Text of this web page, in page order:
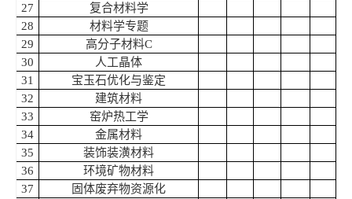
27
复合材料学
28
材料学专题
29
高分子材料C
30
人工晶体
31
宝玉石优化与鉴定
32
建筑材料
33
窑炉热工学
34
金属材料
35
装饰装潢材料
36
环境矿物材料
37
固体废弃物资源化